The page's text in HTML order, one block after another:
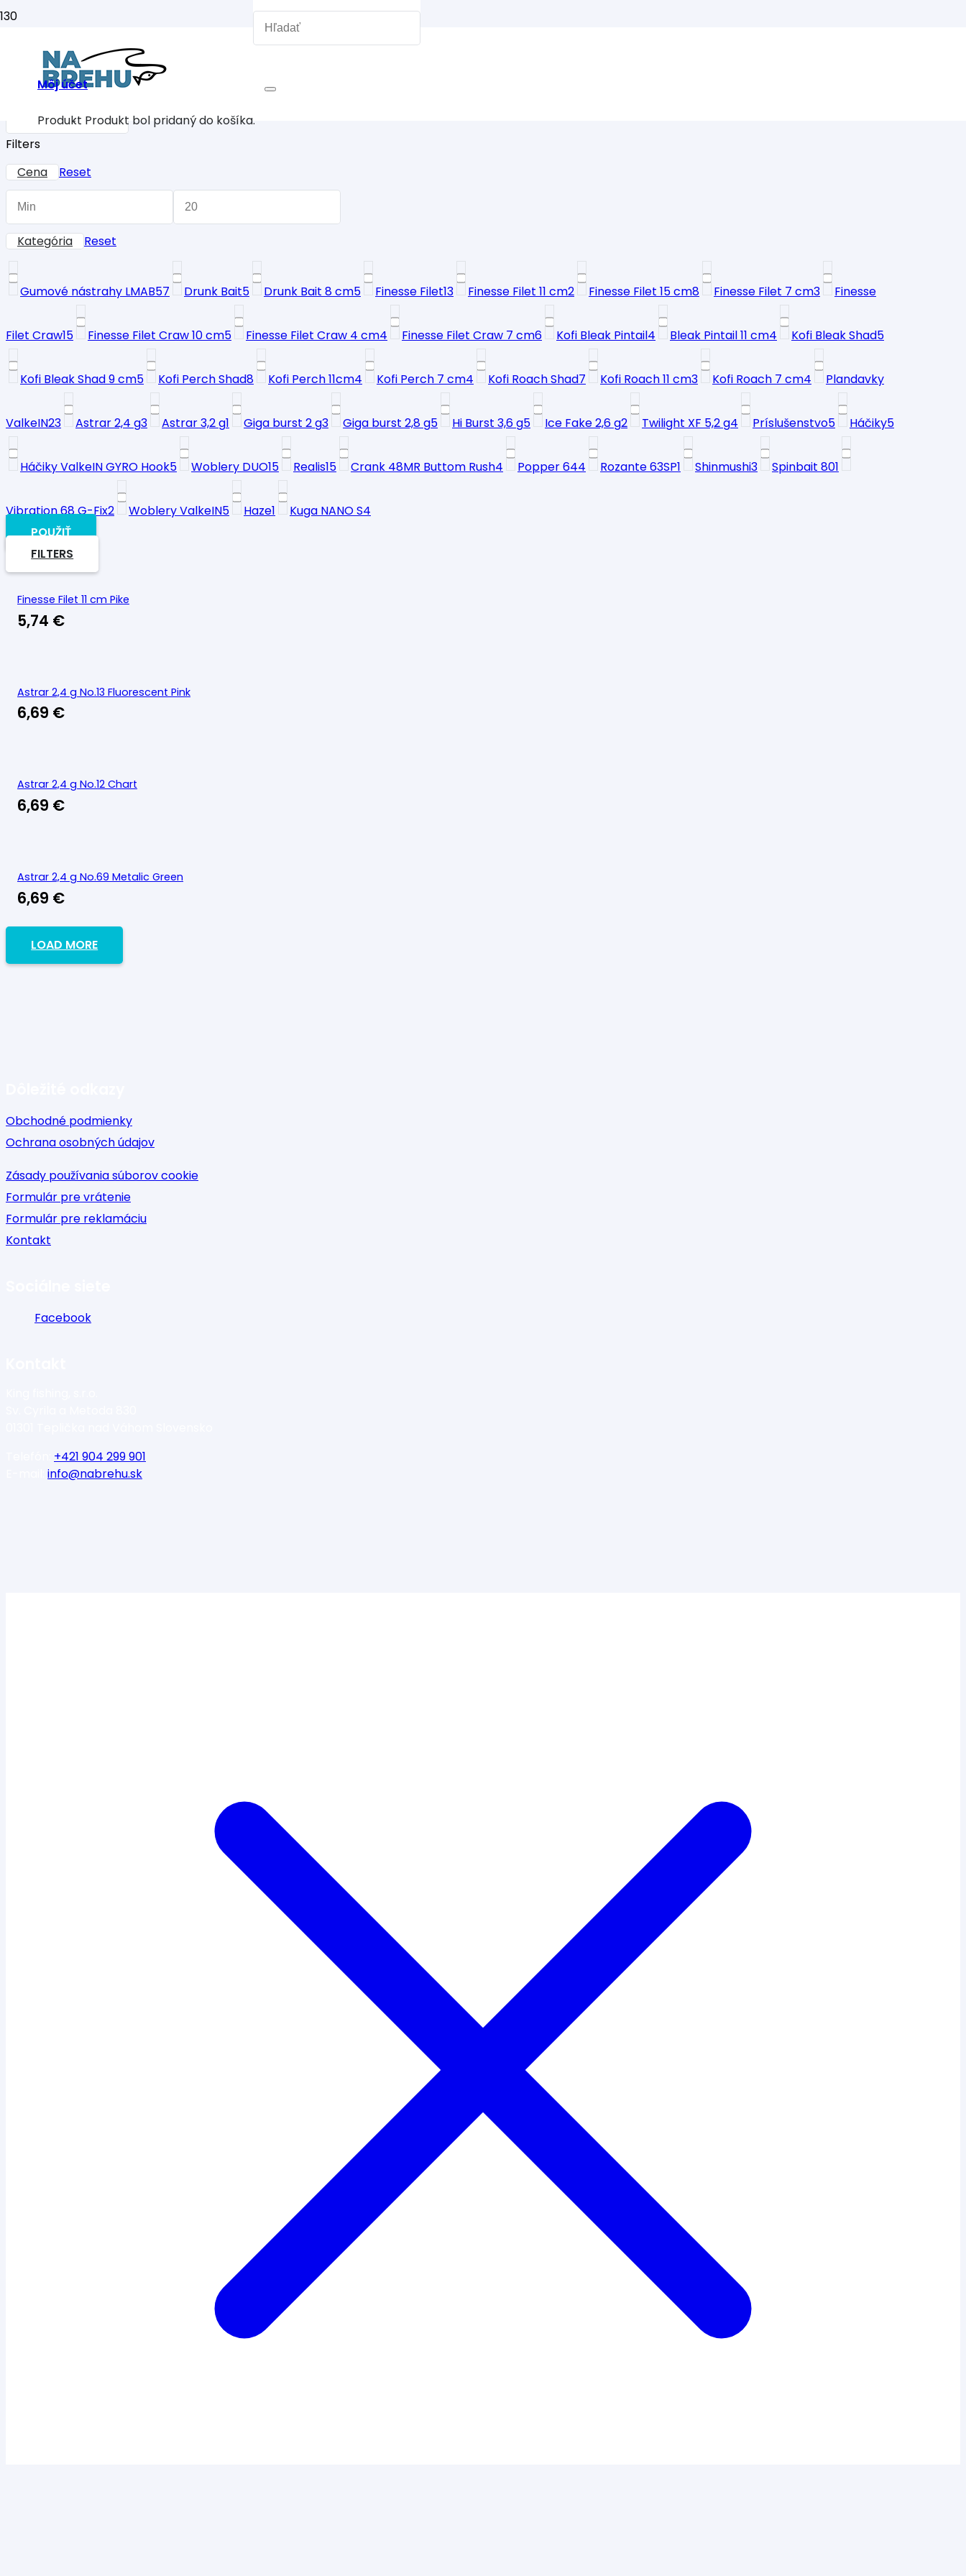
Môj účet
Produkt Produkt bol pridaný do košíka.
Filters
Cena
Reset
Kategória Reset
Gumové nástrahy LMAB57 Drunk Bait5 Drunk Bait 8 cm5 Finesse Filet13 Finesse Filet 11 cm2 Finesse Filet 15 cm8 Finesse Filet 7 cm3 Finesse
Filet Craw15 Finesse Filet Craw 10 cm5 Finesse Filet Craw 4 cm4 Finesse Filet Craw 7 cm6 Kofi Bleak Pintail4 Bleak Pintail 11 cm4 Kofi Bleak Shad5
Kofi Bleak Shad 9 cm5 Kofi Perch Shad8 Kofi Perch 11cm4 Kofi Perch 7 cm4 Kofi Roach Shad7 Kofi Roach 11 cm3 Kofi Roach 7 cm4 Plandavky
ValkeIN23 Astrar 2,4 g3 Astrar 3,2 g1 Giga burst 2 g3 Giga burst 2,8 g5 Hi Burst 3,6 g5 Ice Fake 2,6 g2 Twilight XF 5,2 g4 Príslušenstvo5 Háčiky5
Háčiky ValkeIN GYRO Hook5 Woblery DUO15 Realis15 Crank 48MR Buttom Rush4 Popper 644 Rozante 63SP1 Shinmushi3 Spinbait 801
Vibration 68 G-Fix2 Woblery ValkeIN5 Haze1 Kuga NANO S4
POUŽIŤ
FILTERS
Finesse Filet 11 cm Pike
5,74 €
Astrar 2,4 g No.13 Fluorescent Pink
6,69 €
Astrar 2,4 g No.12 Chart
6,69 €
Astrar 2,4 g No.69 Metalic Green
6,69 €
LOAD MORE
Obchodné podmienky
Ochrana osobných údajov
Zásady používania súborov cookie
Formulár pre vrátenie
Formulár pre reklamáciu
Kontakt
Facebook
+421 904 299 901
info@nabrehu.sk